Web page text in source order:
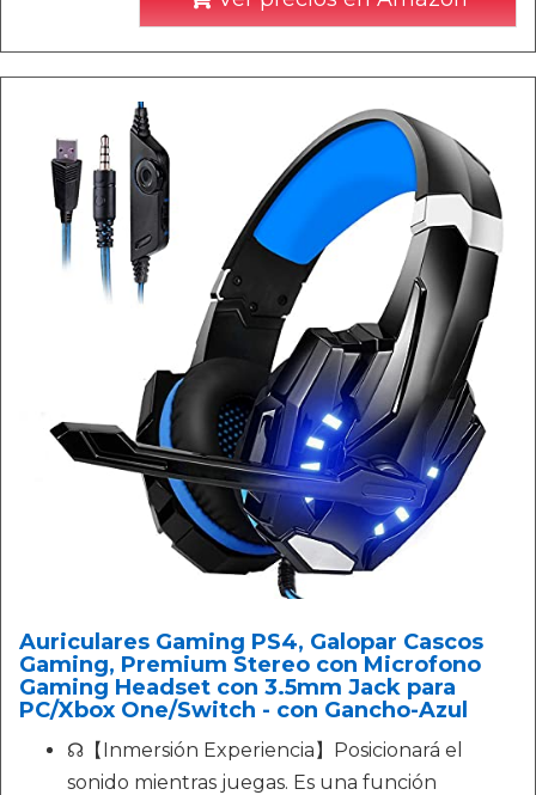
Auriculares Gaming PS4, Galopar Cascos
Gaming, Premium Stereo con Microfono
Gaming Headset con 3.5mm Jack para
PC/Xbox One/Switch - con Gancho-Azul
☊【Inmersión Experiencia】Posicionará el
sonido mientras juegas. Es una función